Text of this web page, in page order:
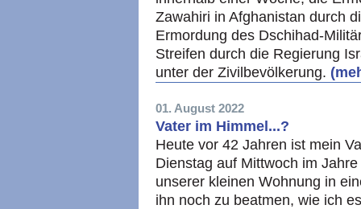
Zawahiri in Afghanistan durch
Ermordung des Dschihad-
Streifen durch die Regierung
unter der Zivilbevölkerung.
01. August 2022
Vater im Himmel...?
Heute vor 42 Jahren ist mein
Dienstag auf Mittwoch im
unserer kleinen Wohnung in
ihn noch zu beatmen, wie ich